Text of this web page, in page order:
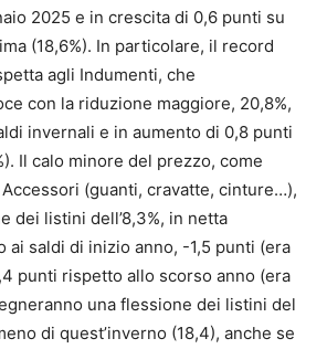
2025 e in crescita di 0,6 punti su
(18,6%). In particolare, il record
agli Indumenti, che
con la riduzione maggiore, 20,8%,
invernali e in aumento di 0,8 punti
Il calo minore del prezzo, come
(guanti, cravatte, cinture…),
dei listini dell’8,3%, in netta
ai saldi di inizio anno, -1,5 punti (era
punti rispetto allo scorso anno (era
una flessione dei listini del
di quest’inverno (18,4), anche se